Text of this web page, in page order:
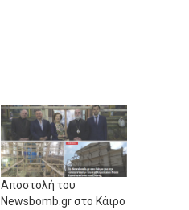
Αποστολή του
Newsbomb.gr στο Κάιρο